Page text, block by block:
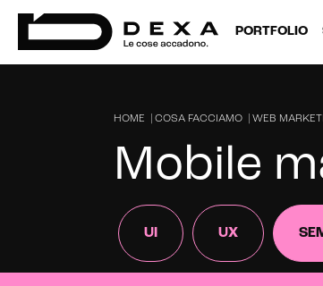
PORTFOLIO
HOME COSA FACCIAMO WEB
Mobile
UI UX